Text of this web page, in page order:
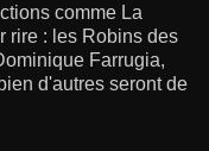
comme La
rire : les Robins des
Farrugia,
d'autres seront de